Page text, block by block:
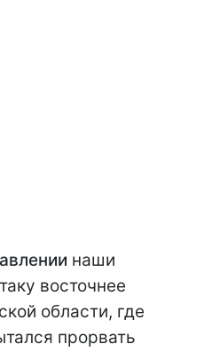
наши
восточнее
области, где
прорвать